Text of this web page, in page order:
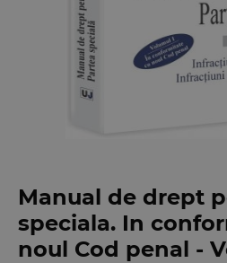
Manual de drept
speciala. In
noul Cod penal -